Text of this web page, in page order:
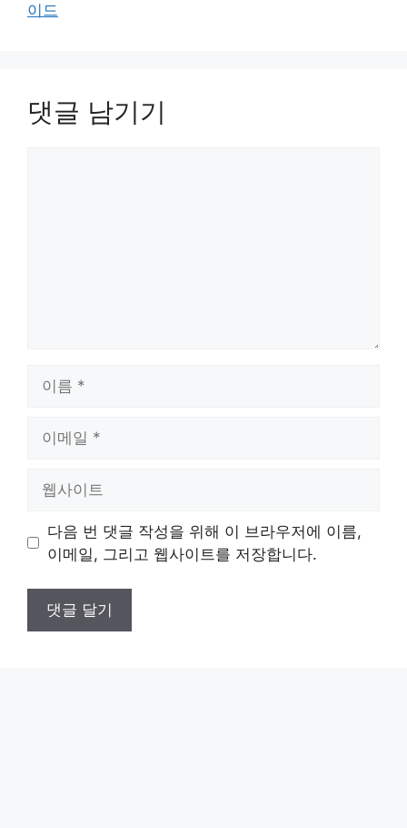
이드
댓글 남기기
트
다음 번 댓글 작성을 위해 이 브라우저에 이름,
이메일, 그리고 웹사이트를 저장합니다.